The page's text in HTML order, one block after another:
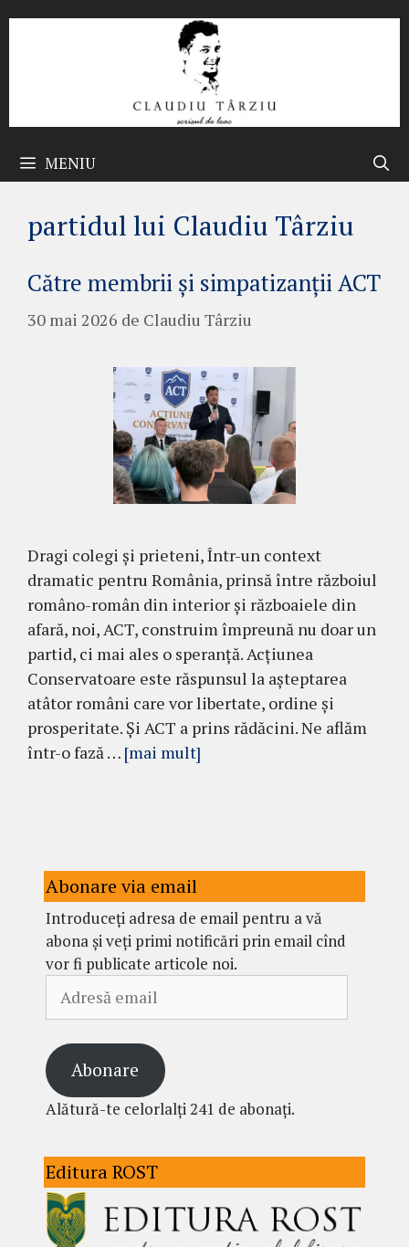
MENIU
partidul lui Claudiu Târziu
Către membrii și simpatizanții ACT
30 mai 2026 de Claudiu Târziu
Dragi colegi și prieteni, Într-un context
dramatic pentru România, prinsă între războiul
româno-român din interior și războaiele din
afară, noi, ACT, construim împreună nu doar un
partid, ci mai ales o speranță. Acțiunea
Conservatoare este răspunsul la așteptarea
atâtor români care vor libertate, ordine și
prosperitate. Și ACT a prins rădăcini. Ne aflăm
într-o fază … [mai mult]
Abonare via email
Introduceți adresa de email pentru a vă
abona și veți primi notificări prin email cînd
vor fi publicate articole noi.
email
Abonare
Alătură-te celorlalți 241 de abonați.
Editura ROST